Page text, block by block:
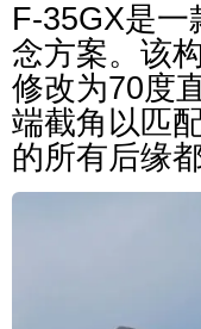
F-35GX是一
念方案。该
修改为70度
端截角以匹
的所有后缘